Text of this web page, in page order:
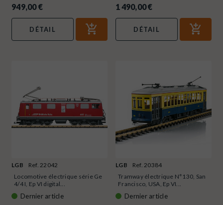
949,00 €
DÉTAIL
1 490,00 €
DÉTAIL
LGB
Ref. 22042
Locomotive électrique série Ge
4/4 I, Ep VI digital...
Dernier article
LGB
Ref. 20384
Tramway électrique N°130, San
Francisco, USA, Ep VI...
Dernier article